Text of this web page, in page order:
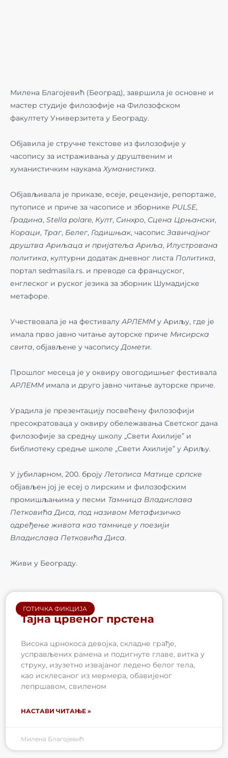
Милена Благојевић (Београд), завршила је основне и
мастер студије филозофије на Филозофском
факултету Универзитета у Београду.
Објавила је стручне текстове из филозофије у
часопису за истраживања у друштвеним и
хуманистичким наукама Хуманистика.
Објављивала је приказе, есеје, рецензије, репортаже,
путописе и приче за часописе и зборнике PULSE,
Градина, Stella polare, Култ, Синхро, Сцена Црњански,
Кораци, Траг, Белег, Годишњак, часописЗавичајног
друштва Ариљаца и пријатеља Ариља, Илустрована
политика, културни додатак дневног листа Политика,
портал sedmasila.rs. и преводе са француског,
енглеског и руског језика за зборник Шумадијске
метафоре.
Учествовала је на фестивалу АРЛЕММ у Ариљу, где је
имала прво јавно читање ауторске приче Мисирска
свита, објављене у часопису Домети.
Прошлог месеца је у оквиру овогодишњег фестивала
АРЛЕММ имала и друго јавно читање ауторске приче.
Урадила је презентацију посвећену филозофији
пресократоваца у оквиру обележавања Светског дана
филозофије за средњу школу „Свети Ахилије” и
библиотеку средње школе „Свети Ахилије” у Ариљу.
У јубиларном, 200. броју Летописа Матице српске
објављен јој је есеј о лирским и филозофским
промишљањима у песми Тамница Владислава
Петковића Диса, под називом Метафизичко
одређење живота као тамнице у поезији
Владислава Петковића Диса.
Живи у Београду.
ГОТИЧКА ФИКЦИЈА
Тајна црвеног прстена
Висока црнокоса девојка, складне грађе,
усправљених рамена и подигнуте главе, витка у
струку, изузетно извајаног ледено белог тела,
као исклесаног из мермера, обавијеног
лепршавом, свиленом
НАСТАВИ ЧИТАЊЕ »
Милена Благојевић